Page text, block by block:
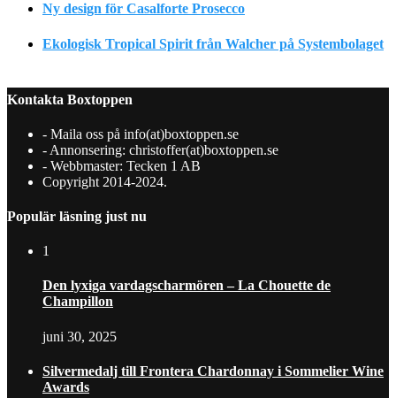
Ny design för Casalforte Prosecco
Ekologisk Tropical Spirit från Walcher på Systembolaget
Kontakta Boxtoppen
- Maila oss på info(at)boxtoppen.se
- Annonsering: christoffer(at)boxtoppen.se
- Webbmaster: Tecken 1 AB
Copyright 2014-2024.
Populär läsning just nu
1
Den lyxiga vardagscharmören – La Chouette de
Champillon
juni 30, 2025
Silvermedalj till Frontera Chardonnay i Sommelier Wine
Awards